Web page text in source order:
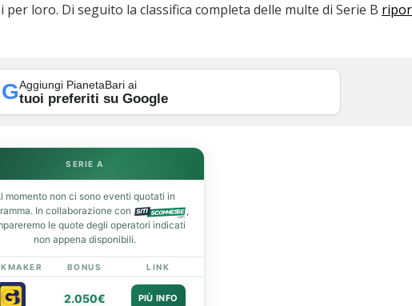
loro. Di seguito la classifica completa delle multe di Serie B
GAggiungi PianetaBari ai
tuoi preferiti su Google
SERIE A
momento non ci sono eventi quotati in
In collaborazione con
,
le quote degli operatori indicati
non appena disponibili.
BONUS LINK
2.050€ PIÙ INFO